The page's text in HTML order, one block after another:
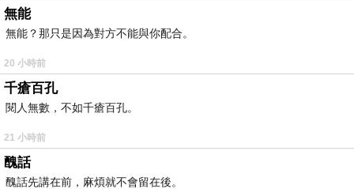
誰會一直給傷害原諒再險走？君子不立危牆之
下。為什麼將自己變成危牆？是因為對世界失去
信任，會覺得周遭危險，害怕被別人傷害以致發
現和打擾。
停在如此冷天的路上，看看心鏡中臉頰，是否依
無能
無能？那只是因為對方不能與你配合。
20 小時前
千瘡百孔
閱人無數，不如千瘡百孔。
21 小時前
醜話
醜話先講在前，麻煩就不會留在後。